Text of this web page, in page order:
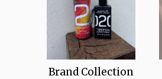
Brand Collection